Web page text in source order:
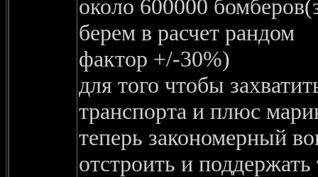
около 600000
берем в расчет рандом
фактор +/-30%)
для того чтобы
транспорта и плюс
теперь закономерный
отстроить и